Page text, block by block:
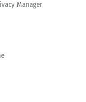
Manager